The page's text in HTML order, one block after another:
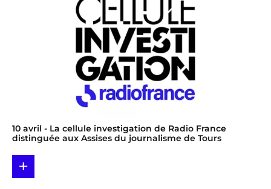
10 avril - La cellule investigation de Radio France
distinguée aux Assises du journalisme de Tours
+